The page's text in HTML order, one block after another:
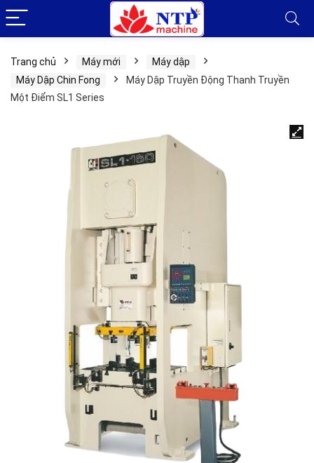
Trang chủ Máy mới
Máy dập
Máy Dập Chin Fong
Máy Dập Truyền Động Thanh Truyền
Một Điểm SL1 Series